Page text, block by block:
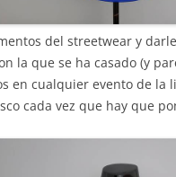
del streetwear y
la que se ha casado (y
en cualquier evento de
cada vez que hay que